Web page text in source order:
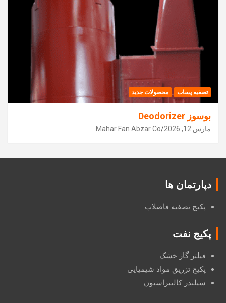
تصفیه پساب محصولات جدید
بوسوز Deodorizer
مارس 12, 2026 Mahar Fan Abzar Co
دپارتمان ها
پکیج تصفیه فاضلاب
پکیج نفت
فیلتر گاز خشک
پکیج تزریق مواد شیمیایی
سیلندر کالیبراسیون